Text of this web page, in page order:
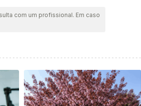
com um profissional. Em caso